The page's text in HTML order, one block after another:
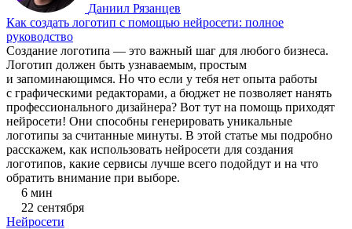
Даниил Рязанцев
Как создать логотип с помощью нейросети: полное
руководство
Создание логотипа — это важный шаг для любого бизнеса.
Логотип должен быть узнаваемым, простым
и запоминающимся. Но что если у тебя нет опыта работы
с графическими редакторами, а бюджет не позволяет нанять
профессионального дизайнера? Вот тут на помощь приходят
нейросети! Они способны генерировать уникальные
логотипы за считанные минуты. В этой статье мы подробно
расскажем, как использовать нейросети для создания
логотипов, какие сервисы лучше всего подойдут и на что
обратить внимание при выборе.
6 мин
22 сентября
Нейросети